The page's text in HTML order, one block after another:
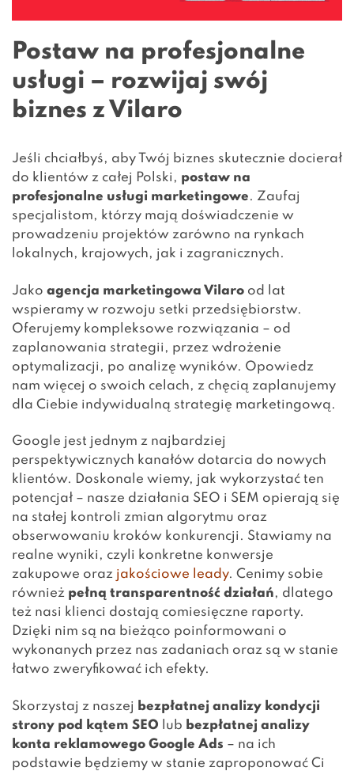
Postaw na profesjonalne
usługi – rozwijaj swój
biznes z Vilaro
Jeśli chciałbyś, aby Twój biznes skutecznie docierał
do klientów z całej Polski, postaw na
profesjonalne usługi marketingowe. Zaufaj
specjalistom, którzy mają doświadczenie w
prowadzeniu projektów zarówno na rynkach
lokalnych, krajowych, jak i zagranicznych.
Jako agencja marketingowa Vilaro od lat
wspieramy w rozwoju setki przedsiębiorstw.
Oferujemy kompleksowe rozwiązania – od
zaplanowania strategii, przez wdrożenie
optymalizacji, po analizę wyników. Opowiedz
nam więcej o swoich celach, z chęcią zaplanujemy
dla Ciebie indywidualną strategię marketingową.
Google jest jednym z najbardziej
perspektywicznych kanałów dotarcia do nowych
klientów. Doskonale wiemy, jak wykorzystać ten
potencjał – nasze działania SEO i SEM opierają się
na stałej kontroli zmian algorytmu oraz
obserwowaniu kroków konkurencji . Stawiamy na
realne wyniki, czyli konkretne konwersje
zakupowe oraz jakościowe leady. Cenimy sobie
również pełną transparentność działań, dlatego
też nasi klienci dostają comiesięczne raporty.
Dzięki nim są na bieżąco poinformowani o
wykonanych przez nas zadaniach oraz są w stanie
łatwo zweryfikować ich efekty.
Skorzystaj z naszej bezpłatnej analizy kondycji
strony pod kątem SEO lub bezpłatnej analizy
konta reklamowego Google Ads – na ich
podstawie będziemy w stanie zaproponować Ci